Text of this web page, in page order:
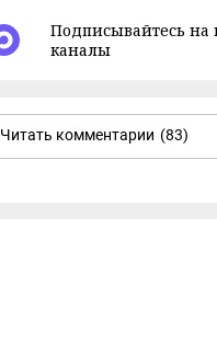
Подписывайтесь
каналы
Читать комментарии (83)